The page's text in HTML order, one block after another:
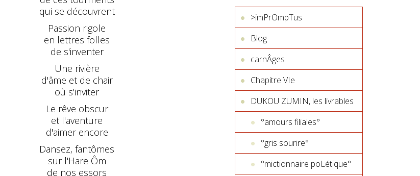
qui se découvrent
Passion rigole
en lettres folles
de s'inventer
Une rivière
d'âme et de chair
où s'inviter
Le rêve obscur
et l'aventure
d'aimer encore
Dansez, fantômes
sur l'Hare Ôm
de nos essors
>imPrOmpTus
Blog
carnÂges
Chapitre VIe
DUKOU ZUMIN, les livrables
°amours filiales°
°gris sourire°
°mictionnaire poLétique°